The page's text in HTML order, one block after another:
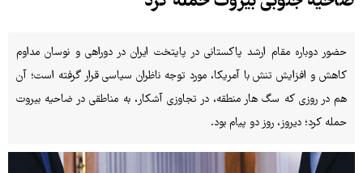
حضور دوباره مقام ارشد پاکستانی در پایتخت ایران در دوراهی و نوسان مداوم
کاهش و افزایش تنش با آمریکا، مورد توجه ناظران سیاسی قرار گرفته است؛ آن
هم در روزی که سگ هار منطقه، در تجاوزی آشکار، به مناطقی در ضاحیه بیروت
حمله کرد؛ دیروز، روز دو پیام بود.